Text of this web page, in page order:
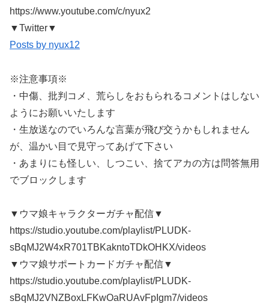
https://www.youtube.com/c/nyux2
▼Twitter▼
Posts by nyux12
※注意事項※
・中傷、批判コメ、荒らしをおもられるコメントはしない
ようにお願いいたします
・生放送なのでいろんな言葉が飛び交うかもしれません
が、温かい目で見守ってあげて下さい
・あまりにも怪しい、しつこい、捨てアカの方は問答無用
でブロックします
▼ウマ娘キャラクターガチャ配信▼
https://studio.youtube.com/playlist/PLUDK-
sBqMJ2W4xR701TBKakntoTDkOHKX/videos
▼ウマ娘サポートカードガチャ配信▼
https://studio.youtube.com/playlist/PLUDK-
sBqMJ2VNZBoxLFKwOaRUAvFpIgm7/videos